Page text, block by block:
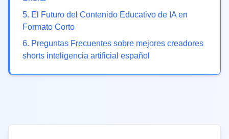
5. El Futuro del Contenido Educativo de IA en
Formato Corto
6. Preguntas Frecuentes sobre mejores creadores
shorts inteligencia artificial español